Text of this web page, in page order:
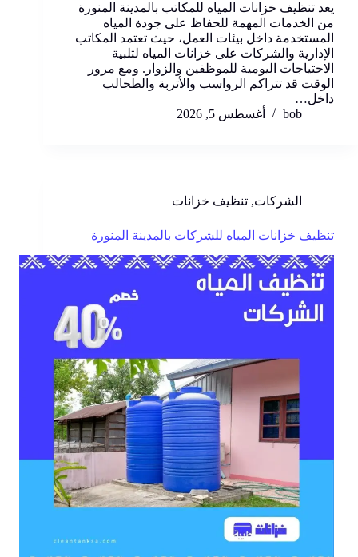
يعد تنظيف خزانات المياه للمكاتب بالمدينة المنورة
من الخدمات المهمة للحفاظ على جودة المياه
المستخدمة داخل بيئات العمل، حيث تعتمد المكاتب
الإدارية والشركات على خزانات المياه لتلبية
الاحتياجات اليومية للموظفين والزوار. ومع مرور
الوقت قد تتراكم الرواسب والأتربة والطحالب
داخل…
bob
أغسطس 5, 2026
الشركات, تنظيف خزانات
تنظيف خزانات المياه للشركات بالمدينة المنورة